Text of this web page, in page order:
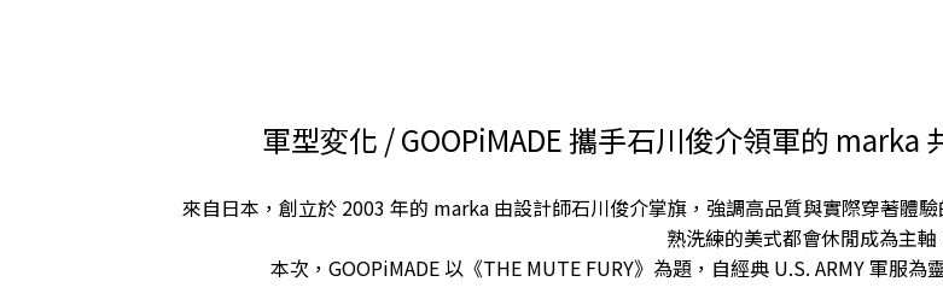
軍型変化 / GOOPiMADE 攜手石川俊介領軍的 marka
來自日本，創立於 2003 年的 marka 由設計師石川俊介掌旗，強調高品質與實際穿著體
熟洗練的美式都會休閒成為主軸
本次，GOOPiMADE 以《THE MUTE FURY》為題，自經典 U.S. ARMY 軍服